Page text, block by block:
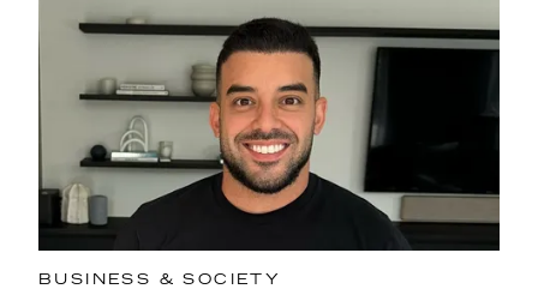
BUSINESS & SOCIETY